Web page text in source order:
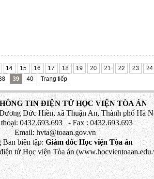
14 15 16 17 18 19 20 21 22 23
24
39 40 Trang tiếp
TIN ĐIỆN TỬ HỌC VIỆN TÒA ÁN
Đức Hiền, xã Thuận An, Thành phố Hà
0432.693.693 - Fax : 0432.693.693
Email: hvta@toaan.gov.vn
Ban biên tập:Giám đốc Học viện Tòa án
tử Học viện Tòa án